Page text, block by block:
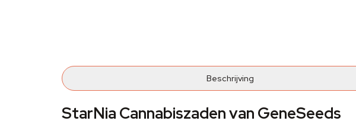
Beschrijving
StarNia Cannabiszaden van GeneSeeds